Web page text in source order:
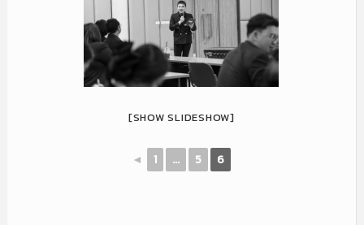
[SHOW SLIDESHOW]
◄ 1 ... 5 6